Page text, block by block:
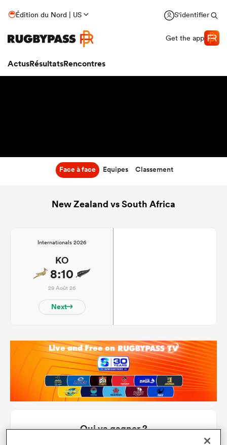
Édition du Nord | US S'identifier
Get the app
ActusRésultatsRencontres
Face à face Equipes Classement
New Zealand vs South Africa
Internationals 2026
KO
8:10
29 Août 26
Next
Qui va gagner ?